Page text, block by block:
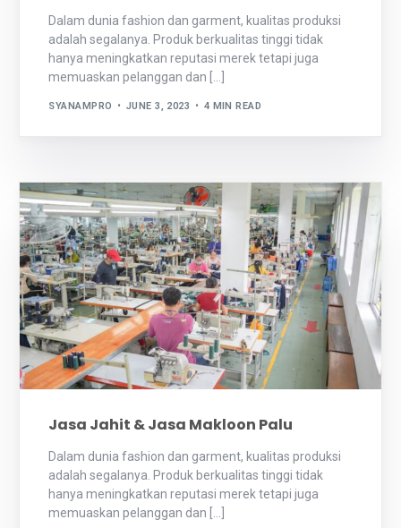
Dalam dunia fashion dan garment, kualitas produksi
adalah segalanya. Produk berkualitas tinggi tidak
hanya meningkatkan reputasi merek tetapi juga
memuaskan pelanggan dan […]
SYANAMPRO JUNE 3, 2023 4 MIN READ
Jasa Jahit & Jasa Makloon Palu
Dalam dunia fashion dan garment, kualitas produksi
adalah segalanya. Produk berkualitas tinggi tidak
hanya meningkatkan reputasi merek tetapi juga
memuaskan pelanggan dan […]